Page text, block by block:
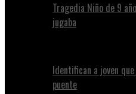
Tragedia Niño de 9
jugaba
Identifican a joven
puente